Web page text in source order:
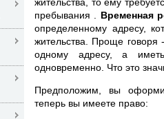
пребывания . Временная
определенному адресу,
жительства. Проще
одному адресу, а
одновременно. Что это
Предположим, вы
теперь вы имеете право: